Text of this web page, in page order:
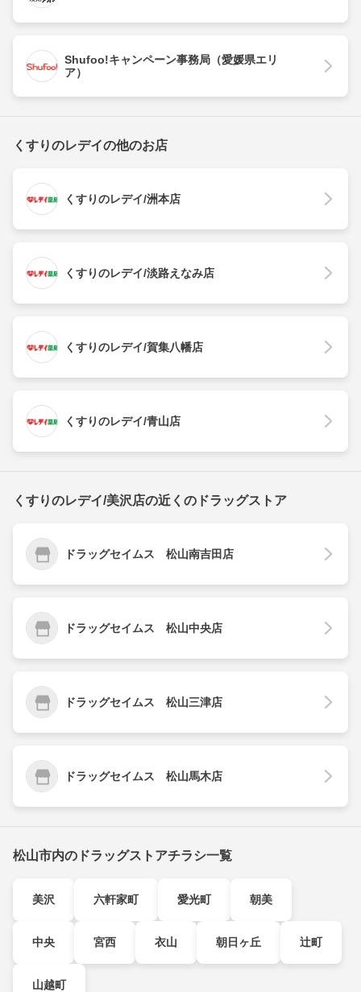
Shufoo!キャンペーン事務局（愛媛県エリ
ア）
くすりのレデイの他のお店
くすりのレデイ/洲本店
くすりのレデイ/淡路えなみ店
くすりのレデイ/賀集八幡店
くすりのレデイ/青山店
くすりのレデイ/美沢店の近くのドラッグストア
ドラッグセイムス 松山南吉田店
ドラッグセイムス 松山中央店
ドラッグセイムス 松山三津店
ドラッグセイムス 松山馬木店
松山市内のドラッグストアチラシ一覧
美沢 六軒家町 愛光町 朝美
中央 宮西 衣山 朝日ヶ丘 辻町
山越町